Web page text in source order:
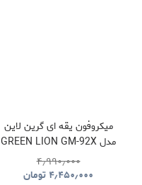
میکروفون یقه ای گرین لاین
مدل GREEN LION GM-92X
GNGM92XWMBK
۴٫۹۹۰٫۰۰۰
۴٫۴۵۰٫۰۰۰ تومان